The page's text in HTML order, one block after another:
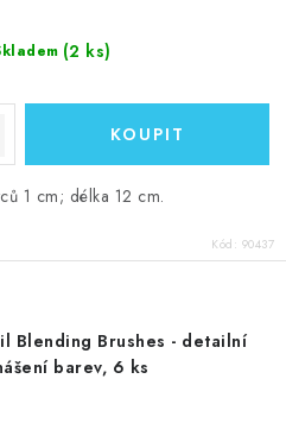
(2 ks)
1 cm; délka 12 cm.
Kód: 90437
Blending Brushes - detailní
barev, 6 ks